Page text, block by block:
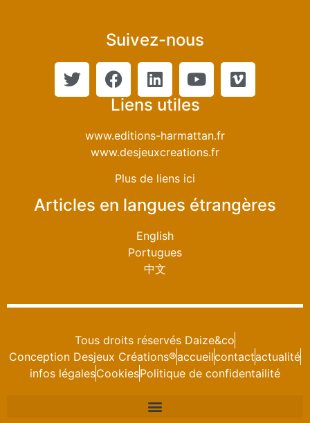
Suivez-nous
Liens utiles
www.editions-harmattan.fr
www.desjeuxcreations.fr
Plus de liens ici
Articles en langues étrangères
English
Portugues
中文
Tous droits réservés Daize&co
Conception Desjeux Créations®accueilcontactactualité
infos légalesCookiesPolitique de confidentailité